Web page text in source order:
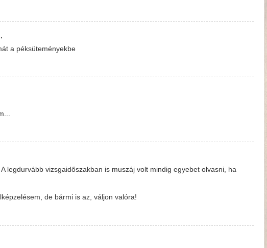
a péksüteményekbe
legdurvább vizsgaidőszakban is muszáj volt mindig egyebet olvasni, ha
de bármi is az, váljon valóra!